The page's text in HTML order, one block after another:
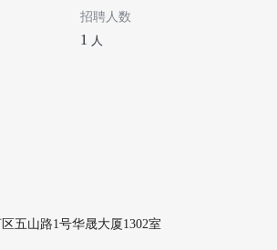
招聘人数
1 人
五山路1号华晟大厦1302室